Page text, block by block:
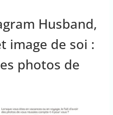
Husband,
image de soi :
photos de